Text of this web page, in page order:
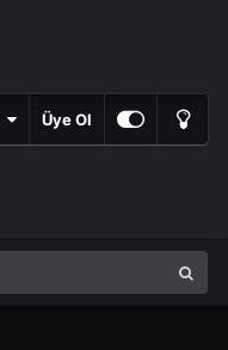
Üye Ol